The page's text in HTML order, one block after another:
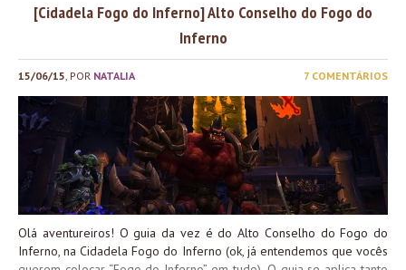
heroico, com mudanças apenas no dano e vida do boss. Sobre
Kormrok Visão Geral Essa é uma luta com poucas habilidades
envolvidas, porém o boss interage diretamente com os poços ao
redor da sala, fortalecendo suas habilidades dependendo do poço
que absorver. É uma luta bem interessante, que exige bastante
precisão na questão de posicionamento, saber a hora de stackar e
separar, etc. Um dos elementos que mais me chamou a atenção é
que existem mecânicas bem importantes nas quais você precisa
priorizar sua sobrevivência acima do DPS, e acredito que isso pode
ensinar um bocado pra muita...
[Cidadela Fogo do Inferno] Alto Conselho do Fogo do
Inferno
15/06/15 , POR NATALIA 7 COMENTÁRIOS
Olá aventureiros! O guia da vez é do Alto Conselho do Fogo do
Inferno, na Cidadela Fogo do Inferno (ok, já entendemos que vocês